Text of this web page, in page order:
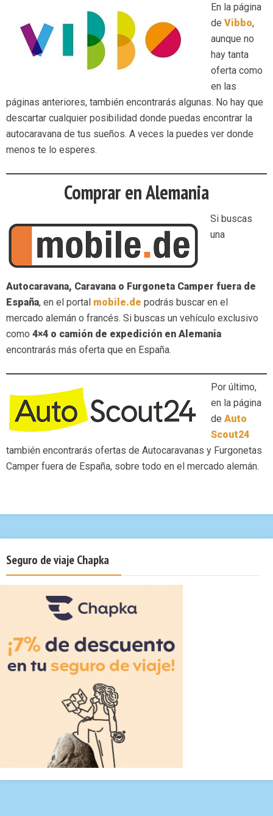
En la página
de Vibbo,
aunque no
hay tanta
oferta como
en las
páginas anteriores, también encontrarás algunas. No hay que
descartar cualquier posibilidad donde puedas encontrar la
autocaravana de tus sueños. A veces la puedes ver donde
menos te lo esperes.
Comprar en Alemania
Si buscas
una
Autocaravana, Caravana o Furgoneta Camper fuera de
España, en el portal mobile.de podrás buscar en el
mercado alemán o francés. Si buscas un vehículo exclusivo
como 4×4 o camión de expedición en Alemania
encontrarás más oferta que en España.
Por último,
en la página
de Auto
Scout24
también encontrarás ofertas de Autocaravanas y Furgonetas
Camper fuera de España, sobre todo en el mercado alemán.
Seguro de viaje Chapka